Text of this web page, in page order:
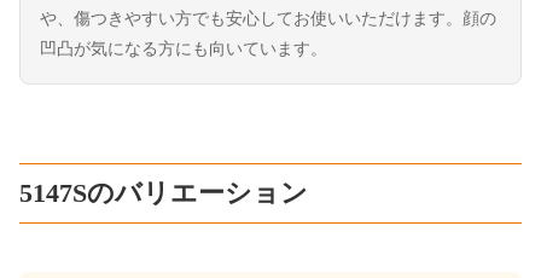
や、傷つきやすい方でも安心してお使いいただけます。顔の
凹凸が気になる方にも向いています。
5147Sのバリエーション